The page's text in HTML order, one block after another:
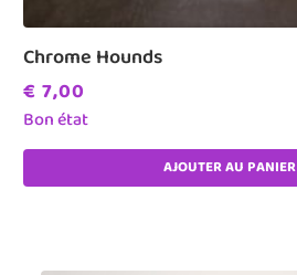
Chrome Hounds
€ 7,00
Bon état
AJOUTER AU PANIER